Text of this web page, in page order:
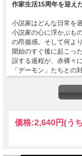
作家生活15周年を迎え
小説家はどんな日常を
小説家の心に浮かぶも
の昂揚感。そして何よ
開始のすぐ後に起こっ
誤する過程が、赤裸々
「デーモン」たちとの
2013年12月2日発行
価格:2,640円(う